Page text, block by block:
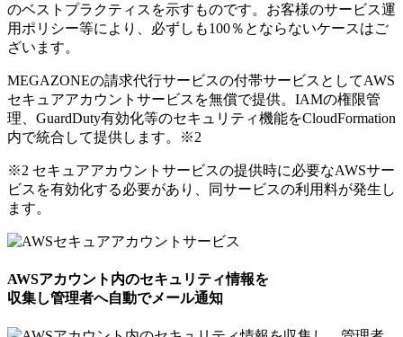
のベストプラクティスを示すものです。お客様のサービス運
用ポリシー等により、必ずしも100％とならないケースはご
ざいます。
MEGAZONEの請求代行サービスの付帯サービスとしてAWS
セキュアアカウントサービスを無償で提供。IAMの権限管
理、GuardDuty有効化等のセキュリティ機能をCloudFormation
内で統合して提供します。
※2
※2 セキュアアカウントサービスの提供時に必要なAWSサー
ビスを有効化する必要があり、同サービスの利用料が発生し
ます。
AWSアカウント内のセキュリティ情報を
収集し管理者へ自動でメール通知